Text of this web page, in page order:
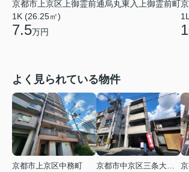
京都市上京区上御霊前通烏丸東入上御霊前町
1K (26.25㎡)
7.5万円
よく見られている物件
京都市上京区中務町
京都市中京区三条大宮町